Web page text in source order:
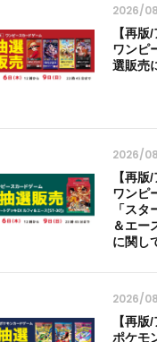
2026/
【再版
ワンピ
選販売
2026/
【再版
ワンピ
「ス
＆エー
に関し
2026/
【再版
ポケモ